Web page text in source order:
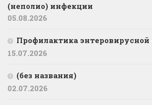
(неполио) инфекции
05.08.2026
Профилактика
15.07.2026
(без названия)
02.07.2026